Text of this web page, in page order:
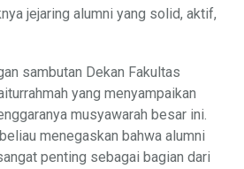
jejaring alumni yang solid, aktif,
sambutan Dekan Fakultas
yang menyampaikan
musyawarah besar ini.
menegaskan bahwa alumni
penting sebagai bagian dari